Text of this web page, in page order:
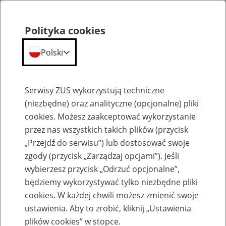
Emerytury
Baza zlikwidowanych lub
przekształconych zakładów pracy
Polityka cookies
Polski
Serwisy ZUS wykorzystują techniczne
(niezbędne) oraz analityczne (opcjonalne) pliki
cookies. Możesz zaakceptować wykorzystanie
przez nas wszystkich takich plików (przycisk
„Przejdź do serwisu”) lub dostosować swoje
zgody (przycisk „Zarządzaj opcjami”). Jeśli
wybierzesz przycisk „Odrzuć opcjonalne”,
będziemy wykorzystywać tylko niezbędne pliki
cookies. W każdej chwili możesz zmienić swoje
ustawienia. Aby to zrobić, kliknij „Ustawienia
plików cookies” w stopce.